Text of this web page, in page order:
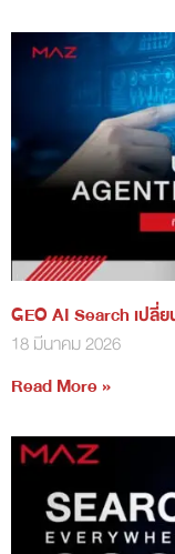
GEO AI Search เปลี่
18 มีนาคม 2026
Read More »